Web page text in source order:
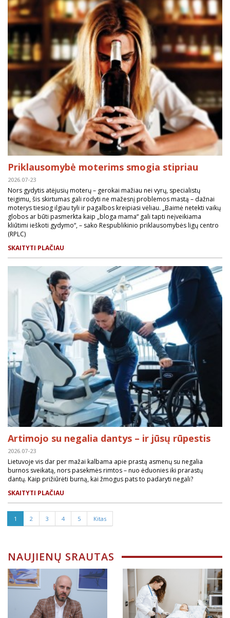
Priklausomybė moterims smogia stipriau
2026.07-23
Nors gydytis atėjusių moterų – gerokai mažiau nei vyrų, specialistų
teigimu, šis skirtumas gali rodyti ne mažesnį problemos mastą – dažnai
moterys tiesiog ilgiau tyli ir pagalbos kreipiasi vėliau. „Baimė netekti vaikų
globos ar būti pasmerkta kaip „bloga mama“ gali tapti neįveikiama
kliūtimi ieškoti gydymo“, – sako Respublikinio priklausomybės ligų centro
(RPLC)
SKAITYTI PLAČIAU
Artimojo su negalia dantys – ir jūsų rūpestis
2026.07-23
Lietuvoje vis dar per mažai kalbama apie prastą asmenų su negalia
burnos sveikatą, nors pasekmės rimtos – nuo ėduonies iki prarastų
dantų. Kaip prižiūrėti burną, kai žmogus pats to padaryti negali?
SKAITYTI PLAČIAU
1 2 3 4 5 Kitas
NAUJIENŲ SRAUTAS